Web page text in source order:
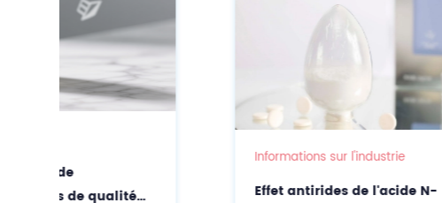
Effet antirides de l'acide N-